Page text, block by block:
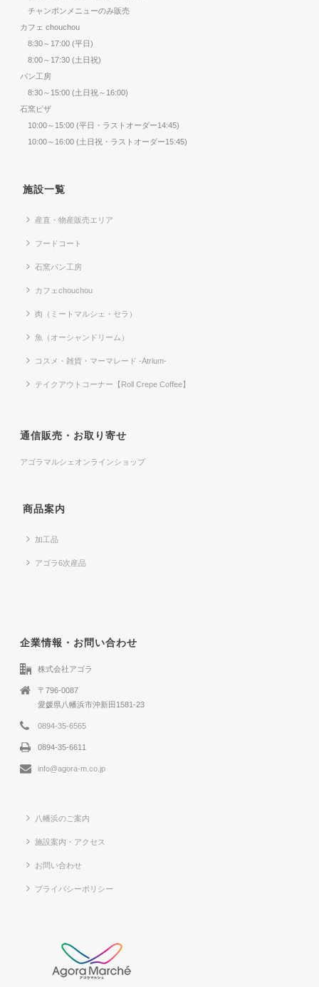
チャンポンメニューのみ販売
カフェ chouchou
8:30～17:00 (平日)
8:00～17:30 (土日祝)
パン工房
8:30～15:00 (土日祝～16:00)
石窯ピザ
10:00～15:00 (平日・ラストオーダー14:45)
10:00～16:00 (土日祝・ラストオーダー15:45)
施設一覧
産直・物産販売エリア
フードコート
石窯パン工房
カフェchouchou
肉（ミートマルシェ・セラ）
魚（オーシャンドリーム）
コスメ・雑貨・マーマレード -Atrium-
テイクアウトコーナー【Roll Crepe Coffee】
通信販売・お取り寄せ
アゴラマルシェオンラインショップ
商品案内
加工品
アゴラ6次産品
企業情報・お問い合わせ
株式会社アゴラ
〒796-0087
愛媛県八幡浜市沖新田1581-23
0894-35-6565
0894-35-6611
info@agora-m.co.jp
八幡浜のご案内
施設案内・アクセス
お問い合わせ
プライバシーポリシー